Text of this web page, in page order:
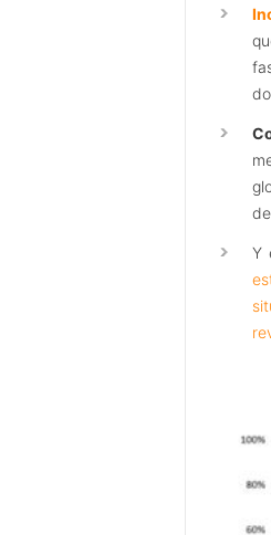
Y